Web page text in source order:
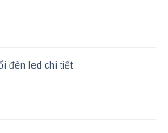
đèn led chi tiết